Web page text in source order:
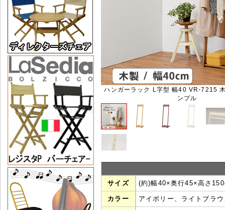
ハンガーラック L字型 幅40 VR-7215
ンプル
サイズ (約)幅40×奥行45×高さ
カラー アイボリー、ライトブラ